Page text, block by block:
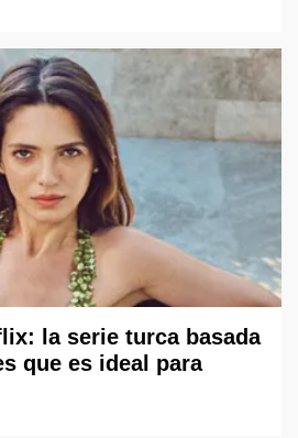
la serie turca basada
que es ideal para